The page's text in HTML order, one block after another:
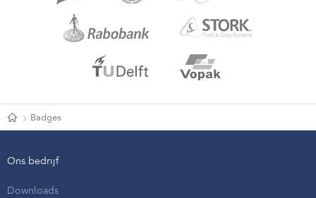
Badges
Ons bedrijf
Downloads